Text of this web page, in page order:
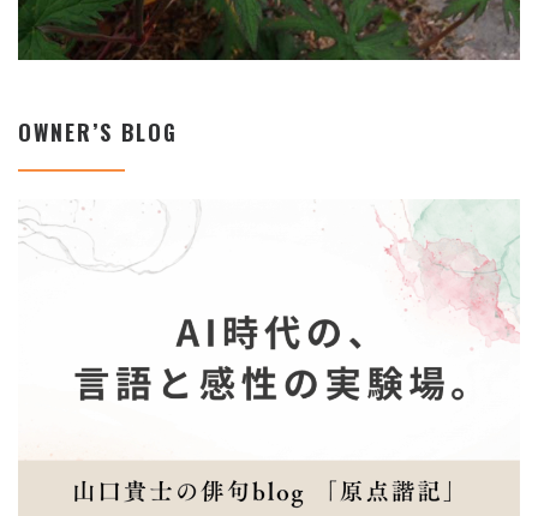
OWNER’S BLOG